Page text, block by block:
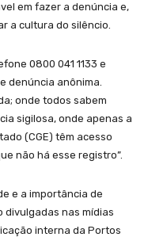
em fazer a denúncia e,
a cultura do silêncio.
0800 041 1133 e
denúncia anônima.
onde todos sabem
sigilosa, onde apenas a
(CGE) têm acesso
não há esse registro”.
e a importância de
divulgadas nas mídias
interna da Portos